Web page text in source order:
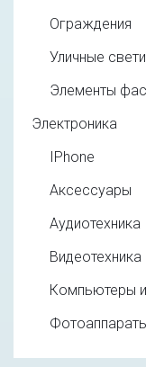
Ограждения
Уличные
Элементы
Электроника
IPhone
Аксессуары
Аудиотехника
Видеотехника
Компьютеры